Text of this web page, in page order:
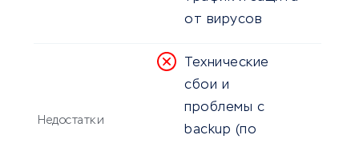
от вирусов
Недостатки
Технические
сбои и
проблемы с
backup (по